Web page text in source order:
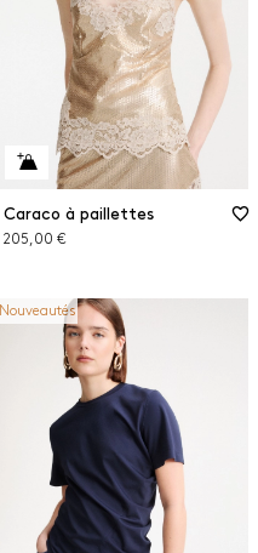
Caraco à paillettes
205,00 €
Nouveautés